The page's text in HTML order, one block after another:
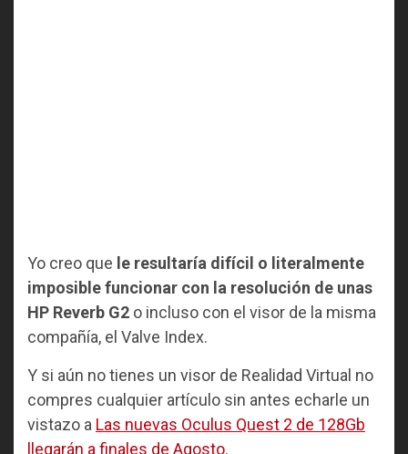
Yo creo que le resultaría difícil o literalmente
imposible funcionar con la resolución de unas
HP Reverb G2 o incluso con el visor de la misma
compañía, el Valve Index.
Y si aún no tienes un visor de Realidad Virtual no
compres cualquier artículo sin antes echarle un
vistazo a Las nuevas Oculus Quest 2 de 128Gb
llegarán a finales de Agosto.